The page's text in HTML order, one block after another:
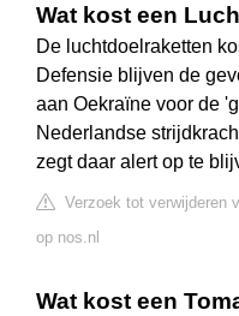
Wat kost een
De luchtdoelraketten
Defensie blijven de
aan Oekraïne voor de
Nederlandse
zegt daar alert op te
Verzoek tot verwijderen
op nos.nl
Wat kost een